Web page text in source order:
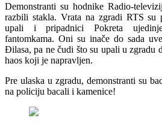
Demonstranti su hodnike Radio-
razbili stakla. Vrata na zgradi RTS su
upali i pripadnici Pokreta
fantomkama. Oni su inače do sada
Đilasa, pa ne čudi što su upali u zgradu
haos koji je napravljen.
Pre ulaska u zgradu, demonstranti su
na policiju bacali i kamenice!